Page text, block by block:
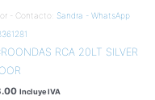
- Contacto: Sandra - WhatsApp
RCA 20LT SILVER
Incluye IVA